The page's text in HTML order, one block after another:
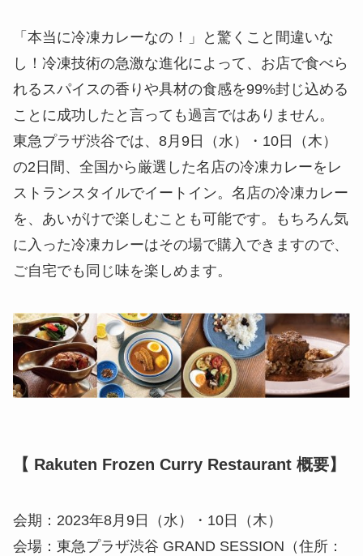
「本当に冷凍カレーなの！」と驚くこと間違いな
し！冷凍技術の急激な進化によって、お店で食べら
れるスパイスの香りや具材の食感を99%封じ込める
ことに成功したと言っても過言ではありません。
東急プラザ渋谷では、8月9日（水）・10日（木）
の2日間、全国から厳選した名店の冷凍カレーをレ
ストランスタイルでイートイン。名店の冷凍カレー
を、あいがけで楽しむことも可能です。もちろん気
に入った冷凍カレーはその場で購入できますので、
ご自宅でも同じ味を楽しめます。
【 Rakuten Frozen Curry Restaurant 概要】
会期：2023年8月9日（水）・10日（木）
会場：東急プラザ渋谷 GRAND SESSION（住所：